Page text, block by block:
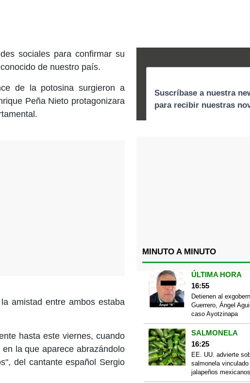
sociales para confirmar su
de nuestro país.
de la potosina surgieron a
Peña Nieto protagonizara
amistad entre ambos estaba
hasta este viernes, cuando
la que aparece abrazándolo
del cantante español Sergio
MINUTO A MINUTO
ÚLTIMA HORA
16:55
Detienen al
Guerrero, Ángel
caso Ayotzinapa
SALMONELA
16:25
EE. UU. advierte
salmonela
jalapeños mexicanos